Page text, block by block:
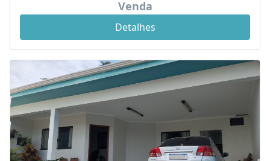
Venda
Detalhes